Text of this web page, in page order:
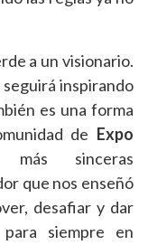
a un visionario.
inspirando
es una forma
de Expo
sinceras
que nos enseñó
desafiar y dar
siempre en